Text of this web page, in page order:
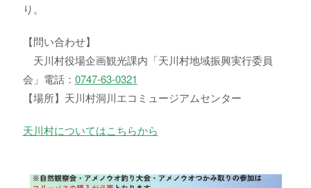
り。
【問い合わせ】
天川村役場企画観光課内「天川村地域振興実行委員
会」電話： 0747-63-0321
【場所】天川村洞川エコミュージアムセンター
天川村についてはこちらから